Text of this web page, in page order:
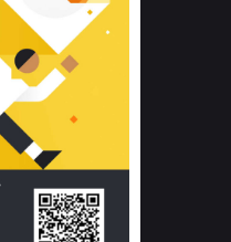
khỏe con
(External
diện hơn.
lựa chọn
cho phòng
ga gối đệm
về thẩm mỹ lẫn
dùng cần cân
chí quan trọng